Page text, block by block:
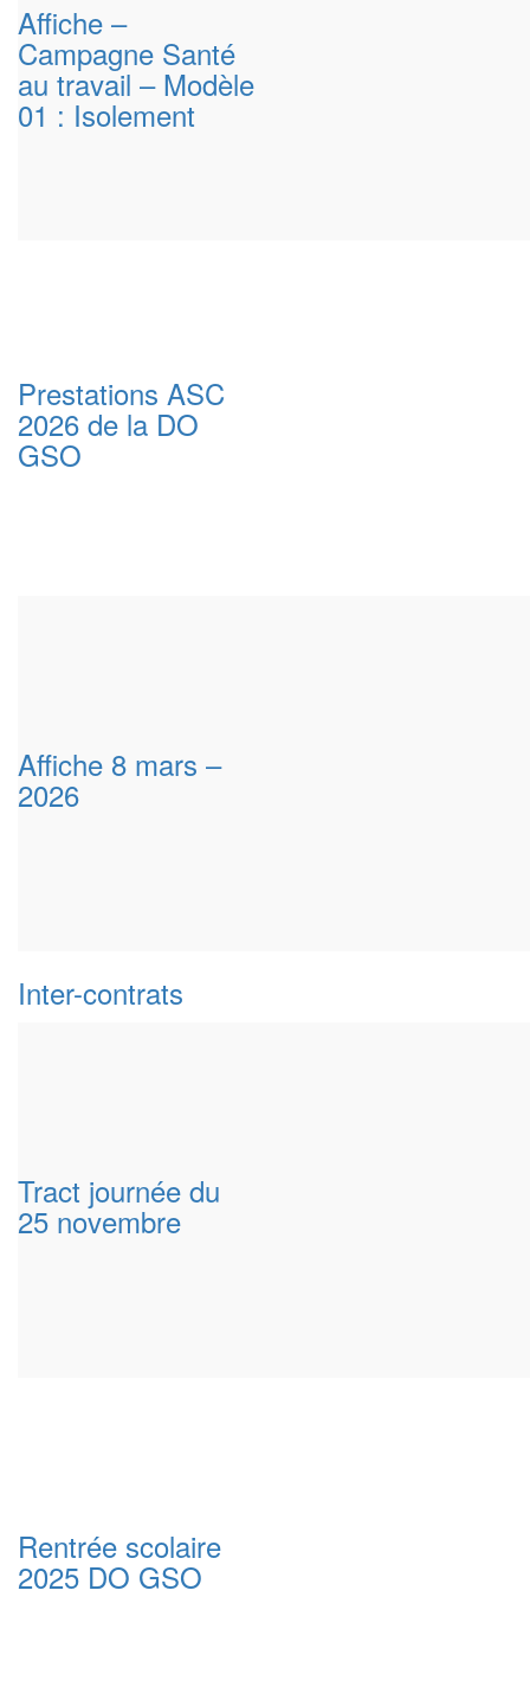
Affiche –
Campagne Santé
au travail – Modèle
01 : Isolement
Prestations ASC
2026 de la DO
GSO
Affiche 8 mars –
2026
Inter-contrats
Tract journée du
25 novembre
Rentrée scolaire
2025 DO GSO